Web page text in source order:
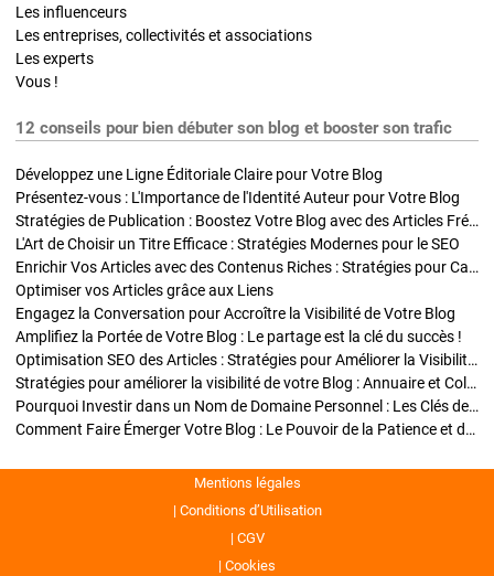
Les influenceurs
Les entreprises, collectivités et associations
Les experts
Vous !
12 conseils pour bien débuter son blog et booster son trafic
Développez une Ligne Éditoriale Claire pour Votre Blog
Présentez-vous : L'Importance de l'Identité Auteur pour Votre Blog
Stratégies de Publication : Boostez Votre Blog avec des Articles Fréquents et Exclusifs
L'Art de Choisir un Titre Efficace : Stratégies Modernes pour le SEO
Enrichir Vos Articles avec des Contenus Riches : Stratégies pour Captiver et Optimiser
Optimiser vos Articles grâce aux Liens
Engagez la Conversation pour Accroître la Visibilité de Votre Blog
Amplifiez la Portée de Votre Blog : Le partage est la clé du succès !
Optimisation SEO des Articles : Stratégies pour Améliorer la Visibilité de Votre Blog
Stratégies pour améliorer la visibilité de votre Blog : Annuaire et Collaborations
Pourquoi Investir dans un Nom de Domaine Personnel : Les Clés de la Réussite de Votre Blog
Comment Faire Émerger Votre Blog : Le Pouvoir de la Patience et de la Persévérance
Mentions légales
Conditions d’Utilisation
CGV
Cookies